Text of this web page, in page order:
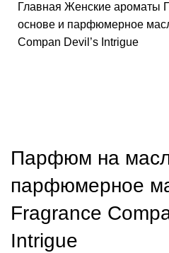
Главная Женские ароматы
основе и парфюмерное
Compan Devil’s Intrigue
Парфюм на
парфюмерное
Fragrance
Intrigue